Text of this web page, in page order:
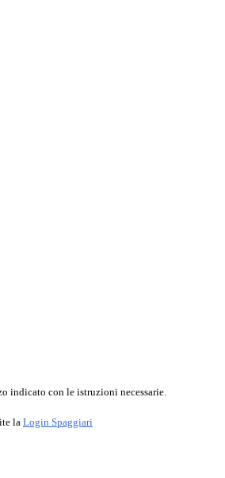
indicato con le istruzioni necessarie.
la Login Spaggiari